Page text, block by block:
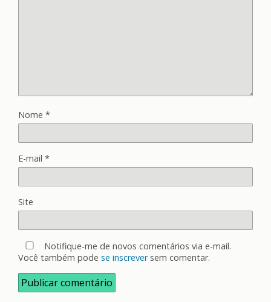
Nome *
E-mail *
Site
Notifique-me de novos comentários via e-mail.
Você também pode se inscreversem comentar.